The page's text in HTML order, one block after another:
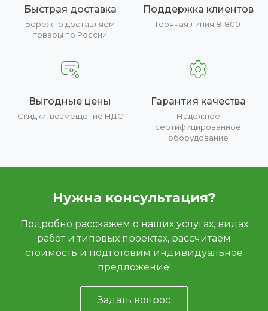
Быстрая доставка
Бережно доставляем
товары по России
Поддержка клиентов
Горячая линия 8-800
Выгодные цены
Скидки, возмещение НДС
Гарантия качества
Надежное
сертифицированное
оборудование
Нужна консультация?
Подробно расскажем о наших услугах, видах
работ и типовых проектах, рассчитаем
стоимость и подготовим индивидуальное
предложение!
Задать вопрос